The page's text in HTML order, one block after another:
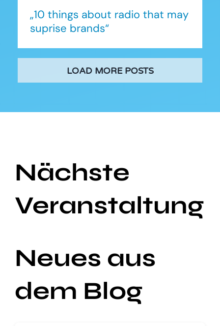
„10 things about radio that may
suprise brands“
LOAD MORE POSTS
Nächste
Veranstaltung
Neues aus
dem Blog